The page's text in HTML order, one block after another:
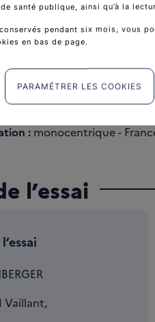
sort : Non
Non
: monocentrique -
l’essai
Vaillant,
santé publique, ainsi qu’à la
pendant six mois, vous
en bas de page.
PARAMÉTRER LES COOKIES